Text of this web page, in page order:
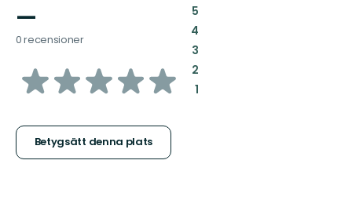
—
0 recensioner
av
stjärnor
Betygsätt denna plats
5:
4:
3:
2:
1: